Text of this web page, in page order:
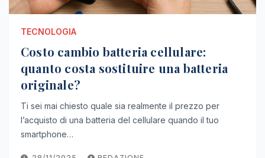
TECNOLOGIA
Costo cambio batteria cellulare:
quanto costa sostituire una batteria
originale?
Ti sei mai chiesto quale sia realmente il prezzo per
l’acquisto di una batteria del cellulare quando il tuo
smartphone…